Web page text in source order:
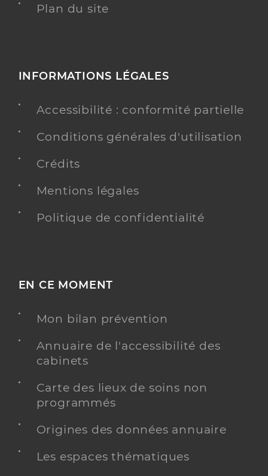
Plan du site
INFORMATIONS LÉGALES
Accessibilité : conformité partielle
Conditions générales d'utilisation
Crédits
Mentions légales
Politique de confidentialité
EN CE MOMENT
Mon bilan prévention
Annuaire de l'accessibilité des
cabinets
Carte des lieux de soins non
programmés
Origines des données annuaire
Les espaces thématiques